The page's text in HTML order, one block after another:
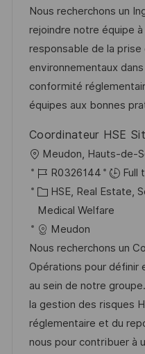
i
o
n
d
e
g
o
r
y
Nous recherchons un
rejoindre notre équipe
responsable de la
environnementaux
conformité
équipes aux bonnes
Coordinateur HSE
L
o
c
t
i
o
n
Meudon, Hauts-de-
J
o
b
I
d
R0326144
Full
C
a
t
e
g
o
y
HSE, Real Estate,
Medical Welfare
Meudon
Nous recherchons un
Opérations pour définir
au sein de notre
la gestion des risques
réglementaire et du
nous pour contribuer à